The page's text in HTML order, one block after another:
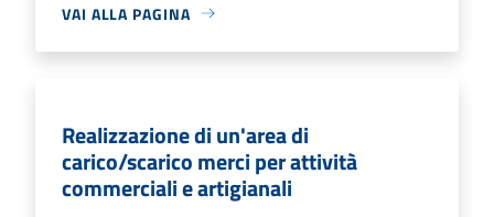
VAI ALLA PAGINA
Realizzazione di un'area di
carico/scarico merci per attività
commerciali e artigianali